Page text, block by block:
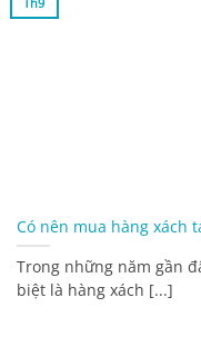
Có nên mua hàng xách
Trong những năm gần
biệt là hàng xách [...]